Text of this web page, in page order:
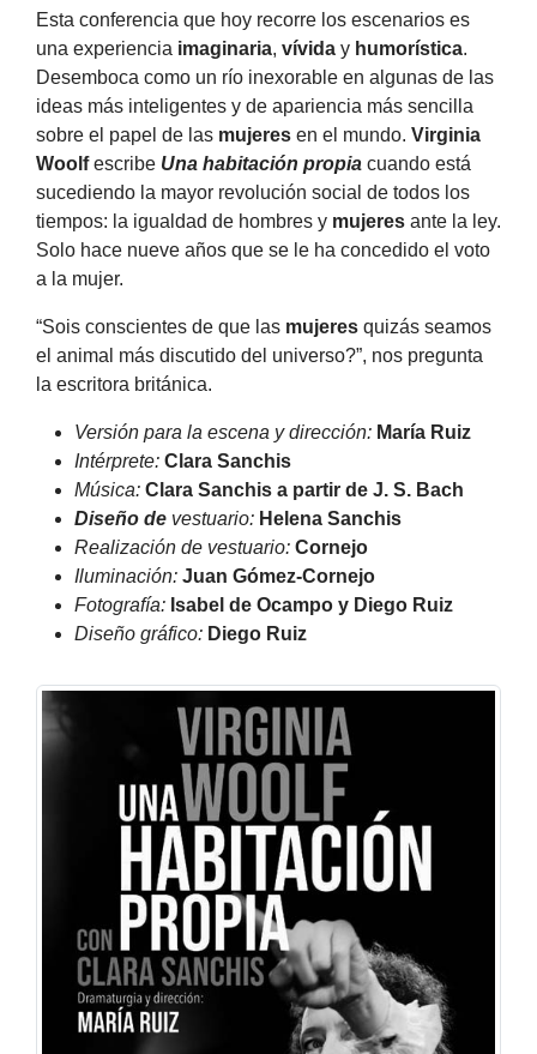
Esta conferencia que hoy recorre los escenarios es
una experiencia imaginaria, vívida y humorística.
Desemboca como un río inexorable en algunas de las
ideas más inteligentes y de apariencia más sencilla
sobre el papel de las mujeres en el mundo. Virginia
Woolfescribe Una habitación propia cuando está
sucediendo la mayor revolución social de todos los
tiempos: la igualdad de hombres y mujeres ante la ley.
Solo hace nueve años que se le ha concedido el voto
a la mujer.
“Sois conscientes de que las mujeres quizás seamos
el animal más discutido del universo?”, nos pregunta
la escritora británica.
Versión para la escena y dirección: María Ruiz
Intérprete: Clara Sanchis
Música: Clara Sanchis a partir de J. S. Bach
Diseño de vestuario: Helena Sanchis
Realización de vestuario: Cornejo
Iluminación: Juan Gómez-Cornejo
Fotografía: Isabel de Ocampo y Diego Ruiz
Diseño gráfico: Diego Ruiz